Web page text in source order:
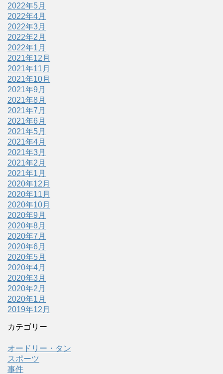
2022年5月
2022年4月
2022年3月
2022年2月
2022年1月
2021年12月
2021年11月
2021年10月
2021年9月
2021年8月
2021年7月
2021年6月
2021年5月
2021年4月
2021年3月
2021年2月
2021年1月
2020年12月
2020年11月
2020年10月
2020年9月
2020年8月
2020年7月
2020年6月
2020年5月
2020年4月
2020年3月
2020年2月
2020年1月
2019年12月
カテゴリー
オードリー・タン
スポーツ
事件